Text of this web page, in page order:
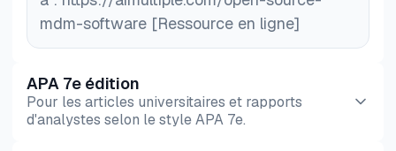
mdm-software [Ressource en ligne]
APA 7e édition
Pour les articles universitaires et rapports
d'analystes selon le style APA 7e.